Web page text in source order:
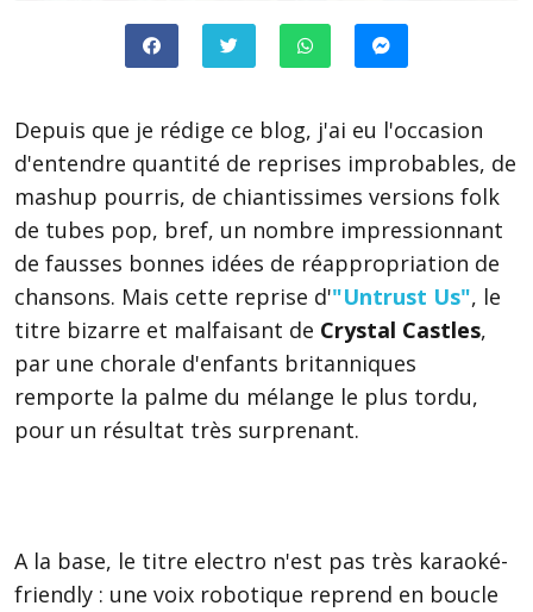
Depuis que je rédige ce blog, j'ai eu l'occasion
d'entendre quantité de reprises improbables, de
mashup pourris, de chiantissimes versions folk
de tubes pop, bref, un nombre impressionnant
de fausses bonnes idées de réappropriation de
chansons. Mais cette reprise d'"Untrust Us", le
titre bizarre et malfaisant de Crystal Castles,
par une chorale d'enfants britanniques
remporte la palme du mélange le plus tordu,
pour un résultat très surprenant.
A la base, le titre electro n'est pas très karaoké-
friendly : une voix robotique reprend en boucle